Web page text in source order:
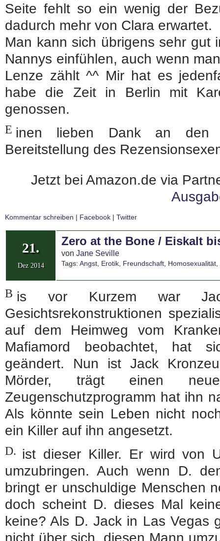
Seite fehlt so ein wenig der
dadurch mehr von Clara erwartet.
Man kann sich übrigens sehr gut
Nannys einfühlen, auch wenn
Lenze zählt ^^ Mir hat es
habe die Zeit in Berlin mit
genossen.
E inen lieben Dank an
Bereitstellung des
Jetzt bei Amazon.de via
Kommentar schreiben | Facebook | Twitter
21.
Dez 2014
Zero at the Bone / Eiskalt
von Jane Seville
Tags: Angst, Erotik, Freundschaft, Homosexualität,
B is vor Kurzem war
Gesichtsrekonstruktionen
auf dem Heimweg vom
Mafiamord beobachtet, hat
geändert. Nun ist Jack
Mörder, trägt einen
Zeugenschutzprogramm hat ihn
Als könnte sein Leben nicht
ein Killer auf ihn angesetzt.
D. ist dieser Killer. Er wird von
umzubringen. Auch wenn D.
bringt er unschuldige Menschen
doch scheint D. dieses Mal
keine? Als D. Jack in Las Vegas
nicht über sich, diesen Mann